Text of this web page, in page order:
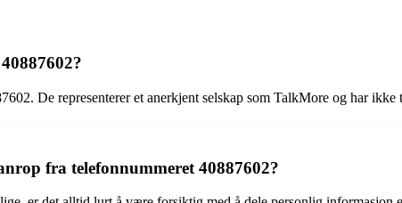
De representerer et anerkjent selskap som TalkMore og har
fra telefonnummeret 40887602?